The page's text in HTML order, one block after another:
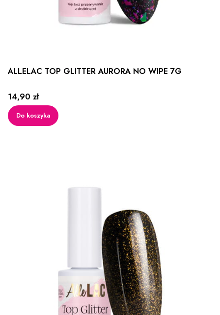
ALLELAC TOP GLITTER AURORA NO WIPE 7G
Cena
14,90 zł
Do koszyka